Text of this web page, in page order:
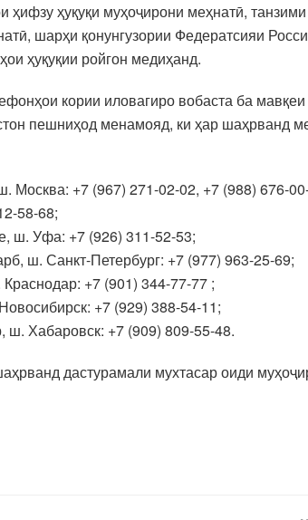
ҳифзу ҳуқуқи муҳоҷирони меҳнатӣ,
шарҳи қонунгузории Федератсияи
ҳуқуқии ройгон медиҳанд.
кории иловагиро вобаста ба
пешниҳод менамояд, ки ҳар шаҳрванд
Москва: +7 (967) 271-02-02, +7 (988) 676-
58-68;
ш. Уфа: +7 (926) 311-52-53;
ш. Санкт-Петербург: +7 (977) 963-25-69;
+7 (901) 344-77-77 ;
+7 (929) 388-54-11;
Хабаровск: +7 (909) 809-55-48.
дастурамали мухтасар оиди